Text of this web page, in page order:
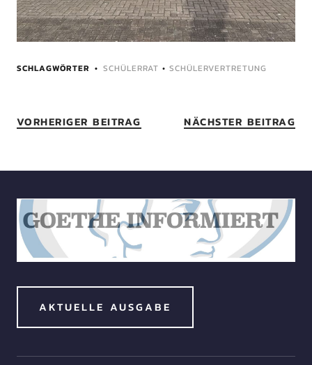
SCHLAGWÖRTER SCHÜLERRAT • SCHÜLERVERTRETUNG
VORHERIGER BEITRAG NÄCHSTER BEITRAG
AKTUELLE AUSGABE